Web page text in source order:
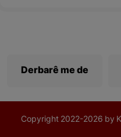
Derbarê me de
Copyright 2022-2026 by